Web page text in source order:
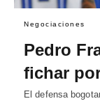
Negociaciones
Pedro
fichar
El defensa